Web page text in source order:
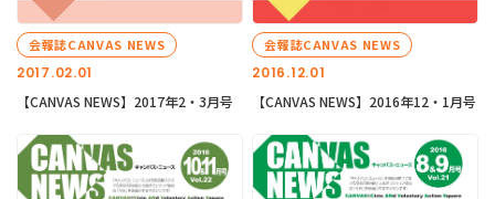
2017.02.01
会報誌CANVAS NEWS
【CANVAS NEWS】2017年2・3月号
2016.12.01
会報誌CANVAS NEWS
【CANVAS NEWS】2016年12・1月号